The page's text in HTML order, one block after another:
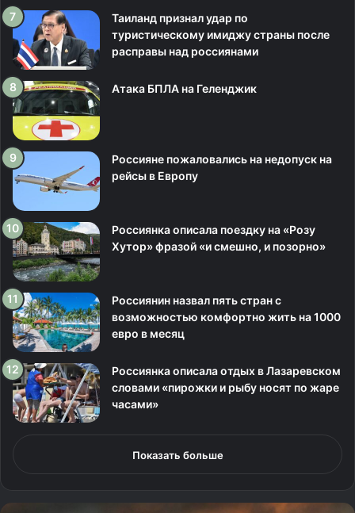
Таиланд признал удар по
туристическому имиджу страны после
расправы над россиянами
Атака БПЛА на Геленджик
Россияне пожаловались на недопуск на
рейсы в Европу
Россиянка описала поездку на «Розу
Хутор» фразой «и смешно, и позорно»
Россиянин назвал пять стран с
возможностью комфортно жить на 1000
евро в месяц
Россиянка описала отдых в Лазаревском
словами «пирожки и рыбу носят по жаре
часами»
Показать больше